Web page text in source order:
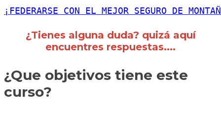
¡FEDERARSE CON EL MEJOR SEGURO DE
¿Tienes alguna duda? quizá aquí
encuentres respuestas....
¿Que objetivos tiene este
curso?